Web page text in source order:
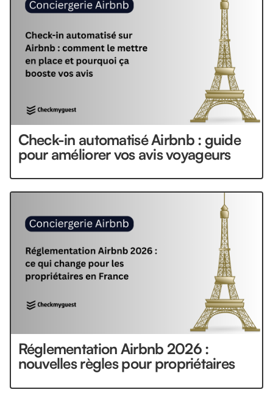
Check-in automatisé Airbnb : guide
pour améliorer vos avis voyageurs
Réglementation Airbnb 2026 :
nouvelles règles pour propriétaires